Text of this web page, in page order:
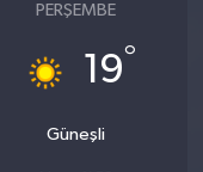
PERŞEMBE
19°
Güneşli